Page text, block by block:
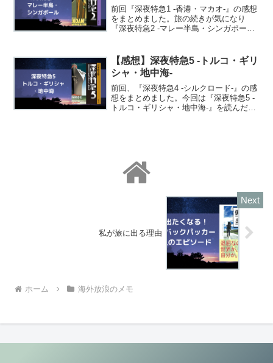
前回『深夜特急1 -香港・マカオ-』の感想
をまとめました。旅の続きが気になり
『深夜特急2 -マレー半島・シンガポー
posted with カエレバ楽天市場Ama...
【感想】深夜特急5 -トルコ・ギリ
シャ・地中海-
前回、『深夜特急4 -シルクロード-』の感
想をまとめました。今回は『深夜特急5 -
トルコ・ギリシャ・地中海-』を読んだの
私が旅に出る理由
ホーム 海外放浪のメモ